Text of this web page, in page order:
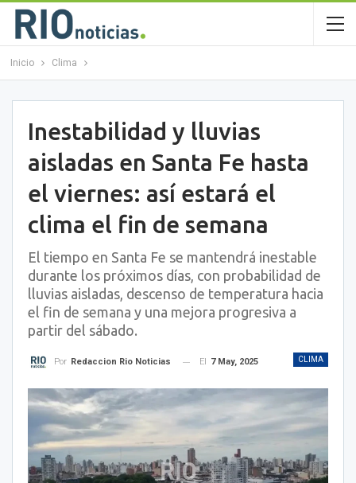
Inicio Clima
Inestabilidad y lluvias
aisladas en Santa Fe hasta
el viernes: así estará el
clima el fin de semana
El tiempo en Santa Fe se mantendrá inestable
durante los próximos días, con probabilidad de
lluvias aisladas, descenso de temperatura hacia
el fin de semana y una mejora progresiva a
partir del sábado.
CLIMA
Por Redaccion Rio Noticias El 7 May, 2025